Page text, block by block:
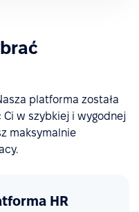
platforma została
w szybkiej i wygodnej
maksymalnie
HR